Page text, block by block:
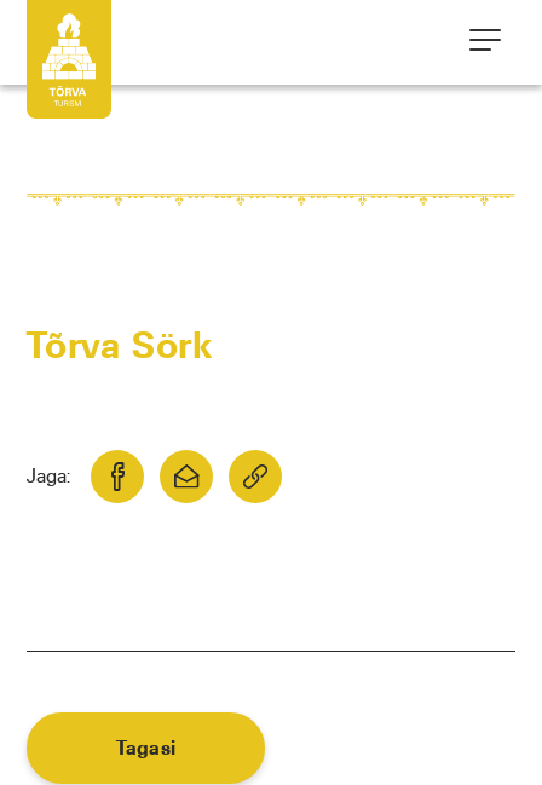
Tõrva Sörk
Jaga:
Tagasi